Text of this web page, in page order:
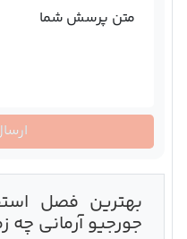
بهترین فصل
جورجیو آرمانی چه
متن پرسش شما